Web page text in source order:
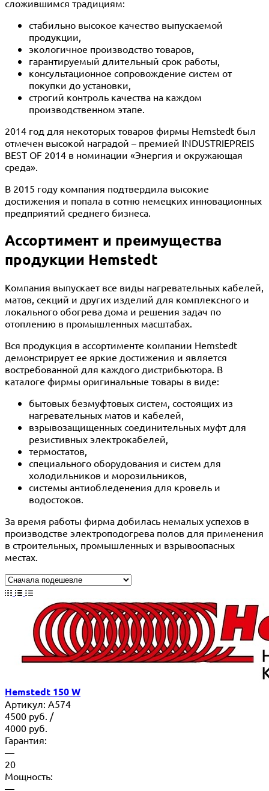
сложившимся традициям:
стабильно высокое качество выпускаемой
продукции,
экологичное производство товаров,
гарантируемый длительный срок работы,
консультационное сопровождение систем от
покупки до установки,
строгий контроль качества на каждом
производственном этапе.
2014 год для некоторых товаров фирмы Hemstedt был
отмечен высокой наградой – премией INDUSTRIEPREIS
BEST OF 2014 в номинации «Энергия и окружающая
среда».
В 2015 году компания подтвердила высокие
достижения и попала в сотню немецких инновационных
предприятий среднего бизнеса.
Ассортимент и преимущества
продукции Hemstedt
Компания выпускает все виды нагревательных кабелей,
матов, секций и других изделий для комплексного и
локального обогрева дома и решения задач по
отоплению в промышленных масштабах.
Вся продукция в ассортименте компании Hemstedt
демонстрирует ее яркие достижения и является
востребованной для каждого дистрибьютора. В
каталоге фирмы оригинальные товары в виде:
бытовых безмуфтовых систем, состоящих из
нагревательных матов и кабелей,
взрывозащищенных соединительных муфт для
резистивных электрокабелей,
термостатов,
специального оборудования и систем для
холодильников и морозильников,
системы антиобледенения для кровель и
водостоков.
За время работы фирма добилась немалых успехов в
производстве электроподогрева полов для применения
в строительных, промышленных и взрывоопасных
местах.
Hemstedt 150 W
Артикул: A574
4500 руб. /
4000 руб.
Гарантия:
—
20
Мощность:
—